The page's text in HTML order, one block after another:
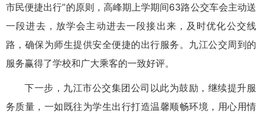
市民便捷出行”的原则，高峰期上学期间63路公交车会主动送
一段进去，放学会主动进去一段接出来，及时优化公交线
路，确保为师生提供安全便捷的出行服务。九江公交周到的
服务赢得了学校和广大乘客的一致好评。
下一步，九江市公交集团公司以此为鼓励，继续提升服
务质量，一如既往为学生出行打造温馨顺畅环境，用心用情